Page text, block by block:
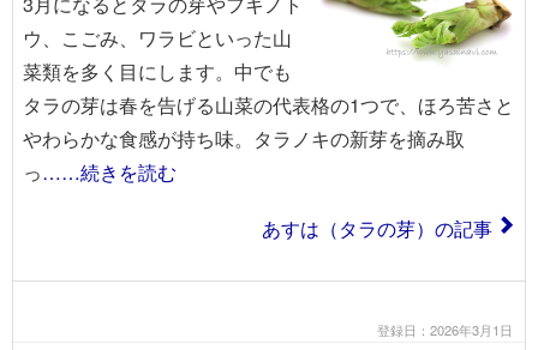
ウ、こごみ、ワラビといった山
菜類を多く目にします。中でも
タラの芽は春を告げる山菜の代表格の1つで、ほろ苦さと
やわらかな食感が持ち味。タラノキの新芽を摘み取
っ……続きを読む
あすは（タラの芽）の記事
登録日：2026年3月1日